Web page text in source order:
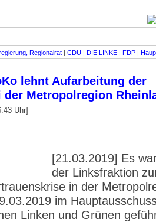
Regionalrat | CDU | DIE LINKE | FDP |
lehnt Aufarbeitung der
Metropolregion
Uhr]
[21.03.2019] Es
der Linksfraktion
in der
im
Linken und Grünen